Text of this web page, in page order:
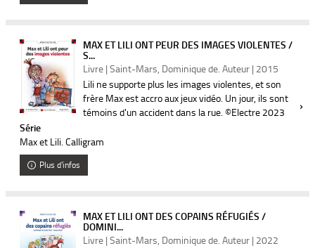
MAX ET LILI ONT PEUR DES IMAGES VIOLENTES /
S...
Livre | Saint-Mars, Dominique de. Auteur | 2015
Lili ne supporte plus les images violentes, et son
frère Max est accro aux jeux vidéo. Un jour, ils sont
témoins d'un accident dans la rue. ©Electre 2023
Série
Max et Lili. Calligram
Plus d'infos
MAX ET LILI ONT DES COPAINS RÉFUGIÉS /
DOMINI...
Livre | Saint-Mars, Dominique de. Auteur | 2022